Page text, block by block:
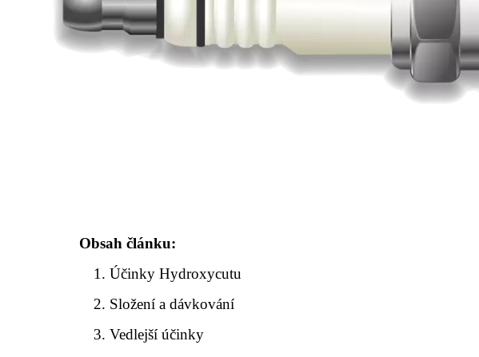
Obsah článku:
Účinky Hydroxycutu
Složení a dávkování
Vedlejší účinky